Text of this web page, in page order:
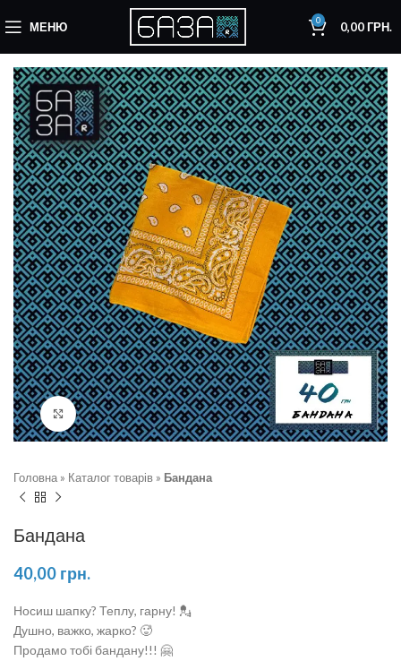
МЕНЮ 0 0,00ГРН.
Натисніть, щоб збільшити
Головна » Каталог товарів » Бандана
Бандана
40,00 грн.
Носиш шапку? Теплу, гарну! 💂
Душно, важко, жарко? 🥵
Продамо тобі бандану!!! 🤗